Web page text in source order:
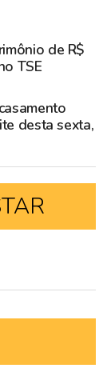
de R$
TSE
desta sexta,